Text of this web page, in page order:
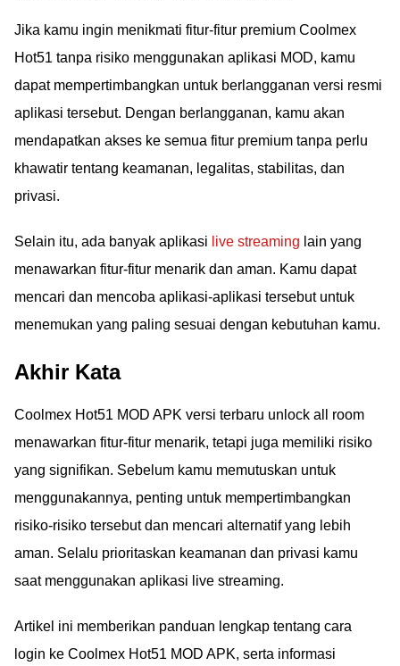
Jika kamu ingin menikmati fitur-fitur premium Coolmex
Hot51 tanpa risiko menggunakan aplikasi MOD, kamu
dapat mempertimbangkan untuk berlangganan versi resmi
aplikasi tersebut. Dengan berlangganan, kamu akan
mendapatkan akses ke semua fitur premium tanpa perlu
khawatir tentang keamanan, legalitas, stabilitas, dan
privasi.
Selain itu, ada banyak aplikasi live streaming lain yang
menawarkan fitur-fitur menarik dan aman. Kamu dapat
mencari dan mencoba aplikasi-aplikasi tersebut untuk
menemukan yang paling sesuai dengan kebutuhan kamu.
Akhir Kata
Coolmex Hot51 MOD APK versi terbaru unlock all room
menawarkan fitur-fitur menarik, tetapi juga memiliki risiko
yang signifikan. Sebelum kamu memutuskan untuk
menggunakannya, penting untuk mempertimbangkan
risiko-risiko tersebut dan mencari alternatif yang lebih
aman. Selalu prioritaskan keamanan dan privasi kamu
saat menggunakan aplikasi live streaming.
Artikel ini memberikan panduan lengkap tentang cara
login ke Coolmex Hot51 MOD APK, serta informasi